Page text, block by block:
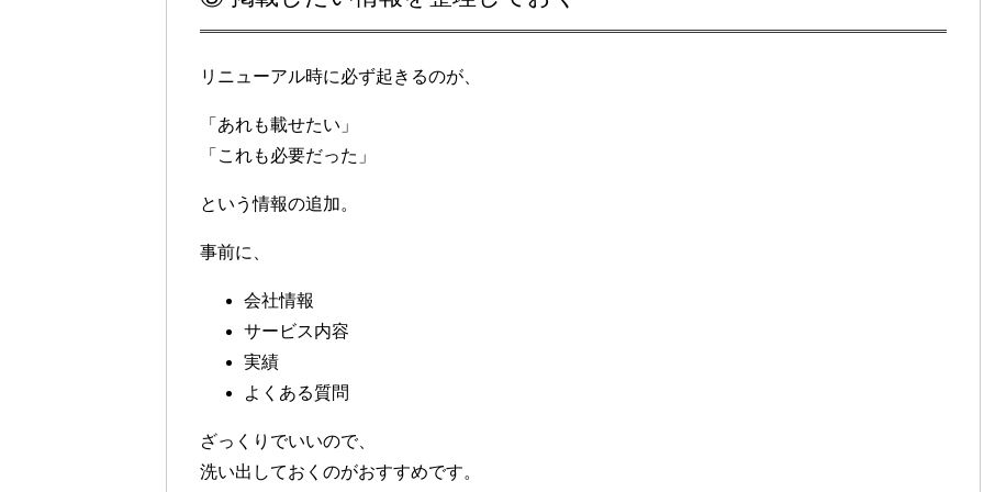
リニューアル時に必ず起きるのが、
「あれも載せたい」
「これも必要だった」
という情報の追加。
事前に、
会社情報
サービス内容
実績
よくある質問
ざっくりでいいので、
洗い出しておく のがおすすめです。